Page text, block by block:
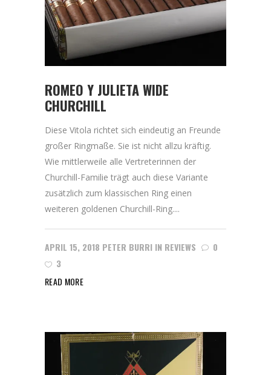
ROMEO Y JULIETA WIDE
CHURCHILL
Diese Vitola richtet sich eindeutig an Freunde
großer Ringmaße. Sie ist nicht allzu kräftig.
Wie mittlerweile alle Vertreterinnen der
Churchill-Familie trägt auch diese Variante
zusätzlich zum klassischen Ring einen
weiteren goldenen Churchill-Ring....
APRIL 15, 2018 PETER BURRI IN REVIEWS
0
3
READ MORE